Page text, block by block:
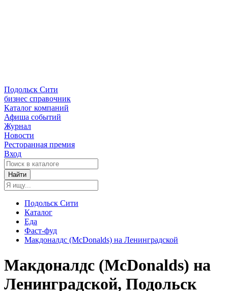
Подольск Сити
бизнес справочник
Каталог компаний
Афиша событий
Журнал
Новости
Ресторанная премия
Вход
Найти
Подольск Сити
Каталог
Еда
Фаст-фуд
Макдоналдс (McDonalds) на Ленинградской
Макдоналдс (McDonalds) на
Ленинградской, Подольск